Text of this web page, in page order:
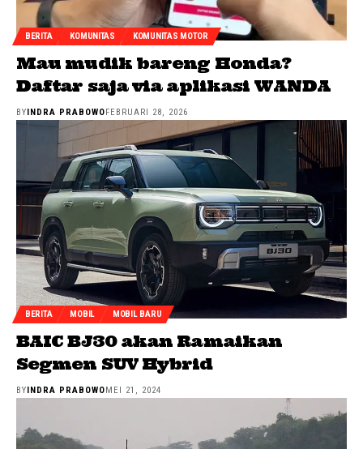
BERITA KOMUNITAS KOMUNITAS MOTOR
Mau mudik bareng Honda?
Daftar saja via aplikasi WANDA
BYINDRA PRABOWOFEBRUARI 28, 2026
BERITA MOBIL MOBIL BARU
BAIC BJ30 akan Ramaikan
Segmen SUV Hybrid
BYINDRA PRABOWOMEI 21, 2024